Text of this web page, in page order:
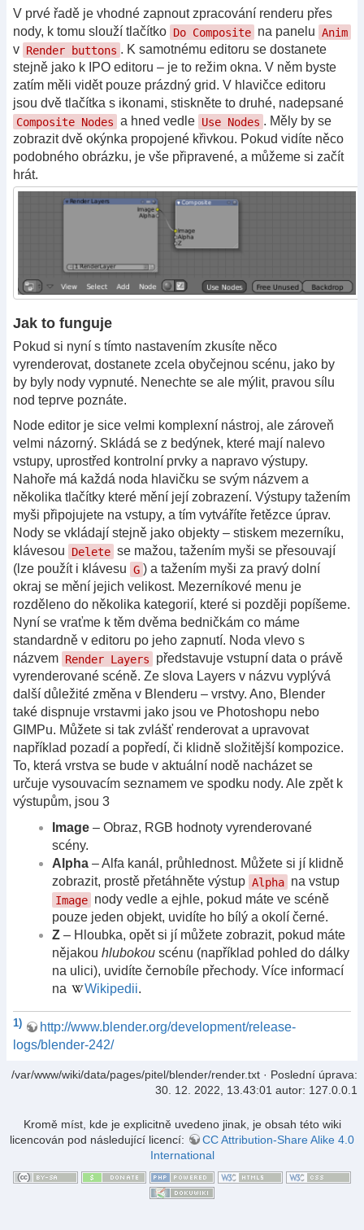
V prvé řadě je vhodné zapnout zpracování renderu přes
nody, k tomu slouží tlačítko Do Composite na panelu Anim
v Render buttons . K samotnému editoru se dostanete
stejně jako k IPO editoru – je to režim okna. V něm byste
zatím měli vidět pouze prázdný grid. V hlavičce editoru
jsou dvě tlačítka s ikonami, stiskněte to druhé, nadepsané
Composite Nodes a hned vedle Use Nodes . Měly by se
zobrazit dvě okýnka propojené křivkou. Pokud vidíte něco
podobného obrázku, je vše připravené, a můžeme si začít
hrát.
Jak to funguje
Pokud si nyní s tímto nastavením zkusíte něco
vyrenderovat, dostanete zcela obyčejnou scénu, jako by
by byly nody vypnuté. Nenechte se ale mýlit, pravou sílu
nod teprve poznáte.
Node editor je sice velmi komplexní nástroj, ale zároveň
velmi názorný. Skládá se z bedýnek, které mají nalevo
vstupy, uprostřed kontrolní prvky a napravo výstupy.
Nahoře má každá noda hlavičku se svým názvem a
několika tlačítky které mění její zobrazení. Výstupy tažením
myši připojujete na vstupy, a tím vytváříte řetězce úprav.
Nody se vkládají stejně jako objekty – stiskem mezerníku,
klávesou
Delete se mažou, tažením myši se přesouvají
(lze použít i klávesu G ) a tažením myši za pravý dolní
okraj se mění jejich velikost. Mezerníkové menu je
rozděleno do několika kategorií, které si později popíšeme.
Nyní se vraťme k těm dvěma bedničkám co máme
standardně v editoru po jeho zapnutí. Noda vlevo s
názvem Render Layers
představuje vstupní data o právě
vyrenderované scéně. Ze slova Layers v názvu vyplývá
další důležité změna v Blenderu – vrstvy. Ano, Blender
také dispnuje vrstavmi jako jsou ve Photoshopu nebo
GIMPu. Můžete si tak zvlášť renderovat a upravovat
například pozadí a popředí, či klidně složitější kompozice.
To, která vrstva se bude v aktuální nodě nacházet se
určuje vysouvacím seznamem ve spodku nody. Ale zpět k
výstupům, jsou 3
Image – Obraz, RGB hodnoty vyrenderované
scény.
Alpha – Alfa kanál, průhlednost. Můžete si jí klidně
zobrazit, prostě přetáhněte výstup Alpha na vstup
Image nody vedle a ejhle, pokud máte ve scéně
pouze jeden objekt, uvidíte ho bílý a okolí černé.
Z – Hloubka, opět si jí můžete zobrazit, pokud máte
nějakou hlubokou scénu (například pohled do dálky
na ulici), uvidíte černobíle přechody. Více informací
na
Wikipedii.
1)
http://www.blender.org/development/release-
logs/blender-242/
/var/www/wiki/data/pages/pitel/blender/render.txt · Poslední úprava:
30. 12. 2022, 13.43:01 autor: 127.0.0.1
Kromě míst, kde je explicitně uvedeno jinak, je obsah této wiki
licencován pod následující licencí:
CC Attribution-Share Alike 4.0
International